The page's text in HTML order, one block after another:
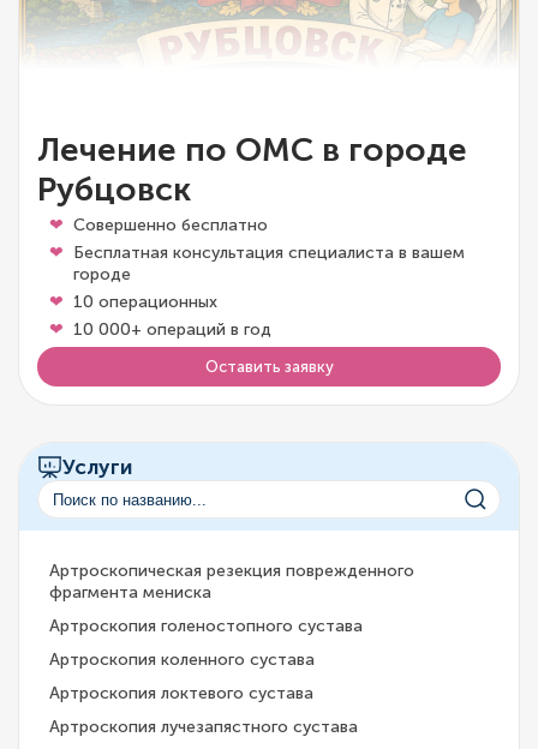
Лечение по ОМС в городе
Рубцовск
Совершенно бесплатно
Бесплатная консультация специалиста в вашем
городе
10 операционных
10 000+ операций в год
Оставить заявку
Услуги
Артроскопическая резекция поврежденного
фрагмента мениска
Артроскопия голеностопного сустава
Артроскопия коленного сустава
Артроскопия локтевого сустава
Артроскопия лучезапястного сустава